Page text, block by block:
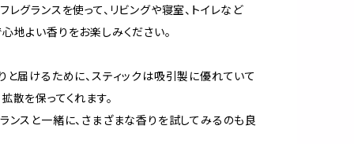
レグランスを使って、リビングや寝室、トイレなど
地よい香りをお楽しみください。
と届けるために、スティックは吸引製に優れていて
散を保ってくれます。
ンスと一緒に、さまざまな香りを試してみるのも良